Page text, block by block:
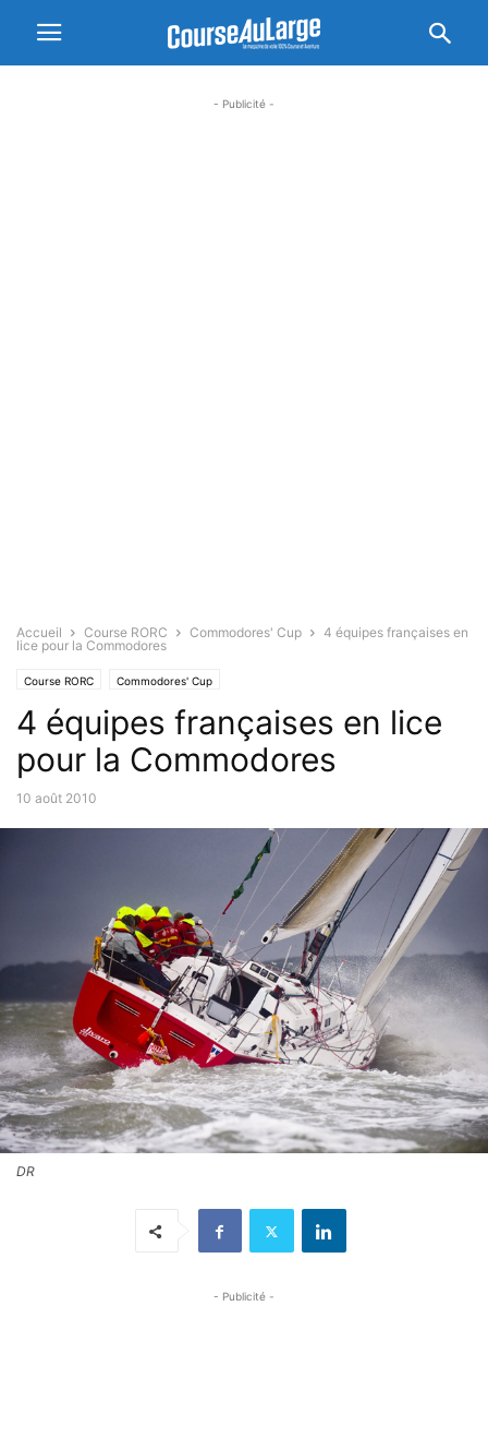
- Publicité -
Accueil Course RORC Commodores' Cup
4 équipes françaises en
lice pour la Commodores
Course RORC Commodores' Cup
4 équipes françaises en lice
pour la Commodores
10 août 2010
DR
- Publicité -